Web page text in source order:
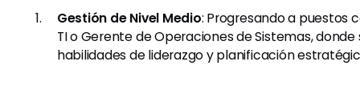
Gestión de Nivel Medio: Progresando a puestos
TI o Gerente de Operaciones de Sistemas,
habilidades de liderazgo y planificación